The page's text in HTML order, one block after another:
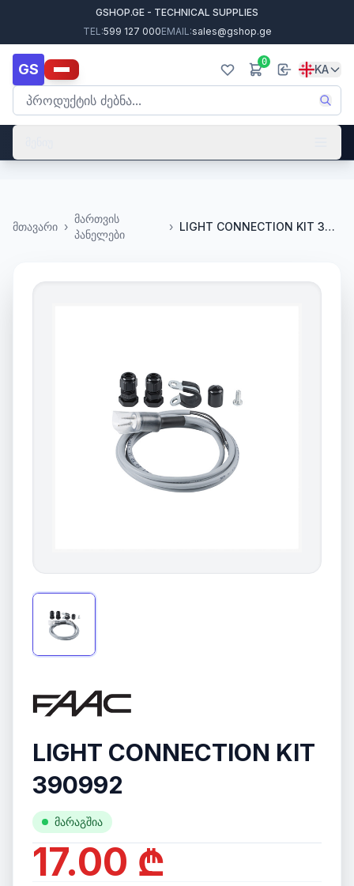
GSHOP.GE - TECHNICAL SUPPLIES
TEL:599 127 000EMAIL:sales@gshop.ge
GS 0
KA
მთავარი ›
მართვის
პანელები
› LIGHT CONNECTION KIT 390992
LIGHT CONNECTION KIT
390992
მარაგშია
17.00 ₾